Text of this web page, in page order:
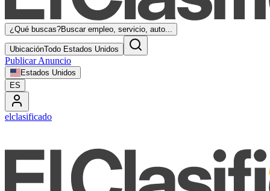
¿Qué buscas?Buscar empleo, servicio, auto...
UbicaciónTodo Estados Unidos
Publicar Anuncio
Estados Unidos
ES
elclasificado